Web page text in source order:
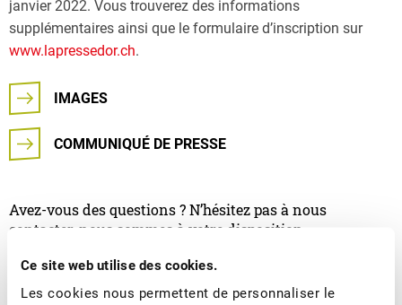
Ce site web utilise des cookies.
Les cookies nous permettent de personnaliser le
janvier 2022. Vous trouverez des informations
supplémentaires ainsi que le formulaire d’inscription sur
www.lapressedor.ch.
IMAGES
COMMUNIQUÉ DE PRESSE
Avez-vous des questions ? N’hésitez pas à nous
contacter, nous sommes à votre disposition.